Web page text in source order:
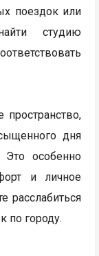
поездок или
студию
пространство,
дня
особенно
и личное
расслабиться
по городу.